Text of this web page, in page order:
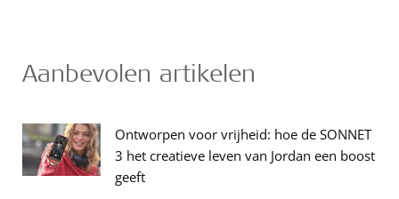
Aanbevolen artikelen
Ontworpen voor vrijheid: hoe de SONNET
3 het creatieve leven van Jordan een boost
geeft